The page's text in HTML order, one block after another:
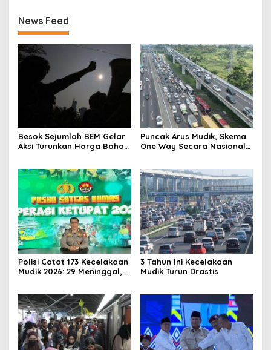
News Feed
Besok Sejumlah BEM Gelar
Aksi Turunkan Harga Bahan
Puncak Arus Mudik, Skema
One Way Secara Nasional
Polisi Catat 173 Kecelakaan
Mudik 2026: 29 Meninggal,
3 Tahun Ini Kecelakaan
Mudik Turun Drastis